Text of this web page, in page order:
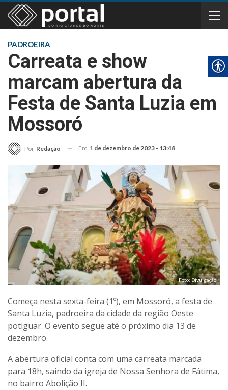
PADROEIRA
Carreata e show
marcam abertura da
Festa de Santa Luzia em
Mossoró
Por Redação Em 1 de dezembro de 2023 - 13:48
Foto: Divulgação
Começa nesta sexta-feira (1º), em Mossoró, a festa de
Santa Luzia, padroeira da cidade da região Oeste
potiguar. O evento segue até o próximo dia 13 de
dezembro.
A abertura oficial conta com uma carreata marcada
para 18h, saindo da igreja de Nossa Senhora de Fátima,
no bairro Abolição II.